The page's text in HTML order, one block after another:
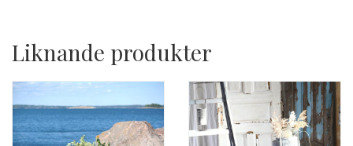
Liknande produkter